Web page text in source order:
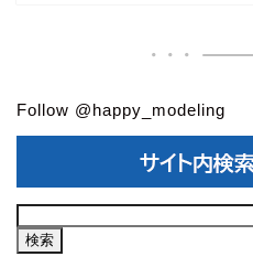
Follow @happy_modeling